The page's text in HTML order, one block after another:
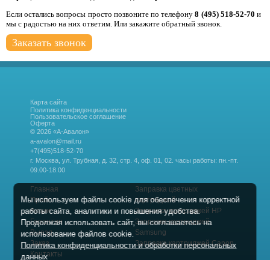
Если остались вопросы просто позвоните по телефону8 (495) 518-52-70 и
мы с радостью на них ответим. Или закажите обратный звонок.
Заказать звонок
Карта сайта
Политика конфиденциальности
Пользовательское соглашение
Оферта
© 2026 «А-Авалон»
a-avalon@mail.ru
+7(495)518-52-70
г. Москва, ул. Трубная, д. 32, стр. 4, оф. 01, 02. часы работы: пн.-пт.
09.00-18.00
Главная
Прайс
Акции
Гарантии
Выезд
Заказ
Контакты
Заправка цветных
картриджей
Заправка картриджей HP
Заправка картриджей
Samsung
Заправка картриджей Canon
Мы используем файлы cookie для обеспечения корректной
работы сайта, аналитики и повышения удобства.
Продолжая использовать сайт, вы соглашаетесь на
использование файлов cookie.
Политика конфиденциальности и обработки персональных
данных